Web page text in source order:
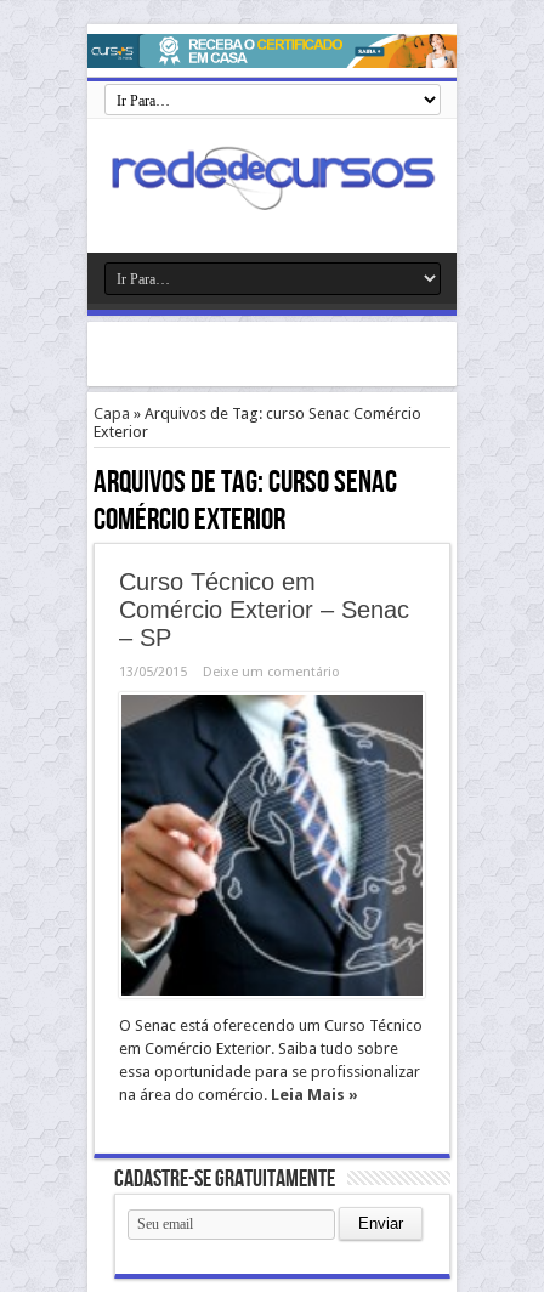
Capa » Arquivos de Tag: curso Senac Comércio
Exterior
Arquivos de Tag:curso Senac
Comércio Exterior
Curso Técnico em
Comércio Exterior – Senac
– SP
13/05/2015 Deixe um comentário
O Senac está oferecendo um Curso Técnico
em Comércio Exterior. Saiba tudo sobre
essa oportunidade para se profissionalizar
na área do comércio. Leia Mais »
Cadastre-se gratuitamente